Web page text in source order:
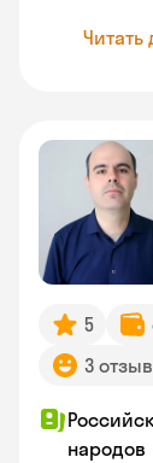
5
3
народов